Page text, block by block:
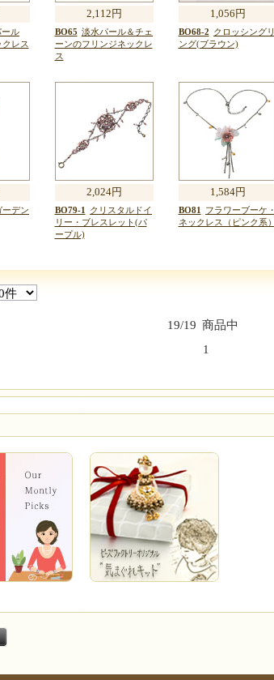
ール
クレス
2,112円
BO65 淡水パール＆チェ
ーンのフリンジネックレ
ス
1,056円
BO68-2 クロッシングリ
ング(ブラウン)
ーデン
2,024円
BO79-1
クリスタルドイ
リー・ブレスレット(パ
ープル)
1,584円
BO81
フラワーブーケ・
ネックレス（ピンク系）
19/19 商品中
1